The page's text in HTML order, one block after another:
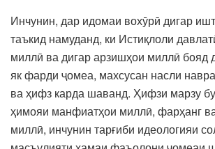
Инчунин, дар идомаи вохӯрӣ дигар
таъкид намуданд, ки Истиқлоли
миллӣ ва дигар арзишҳои миллӣ бояд
як фарди ҷомеа, махсусан насли
ва ҳифз карда шаванд. Ҳифзи марзу
ҳимояи манфиатҳои миллӣ, фарҳанг
миллӣ, инчунин тарғиби идеологияи